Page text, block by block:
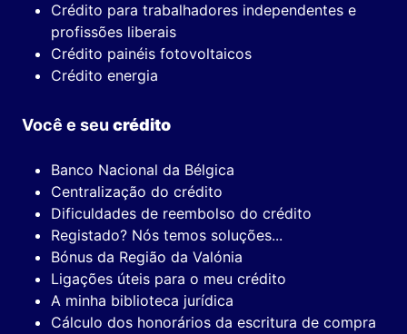
Crédito para trabalhadores independentes e
profissões liberais
Crédito painéis fotovoltaicos
Crédito energia
Você e seu crédito
Banco Nacional da Bélgica
Centralização do crédito
Dificuldades de reembolso do crédito
Registado? Nós temos soluções...
Bónus da Região da Valónia
Ligações úteis para o meu crédito
A minha biblioteca jurídica
Cálculo dos honorários da escritura de compra